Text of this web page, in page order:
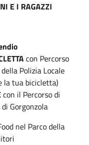
E I RAGAZZI
con Percorso
Polizia Locale
la tua bicicletta)
con il Percorso di
Gorgonzola
nel Parco della